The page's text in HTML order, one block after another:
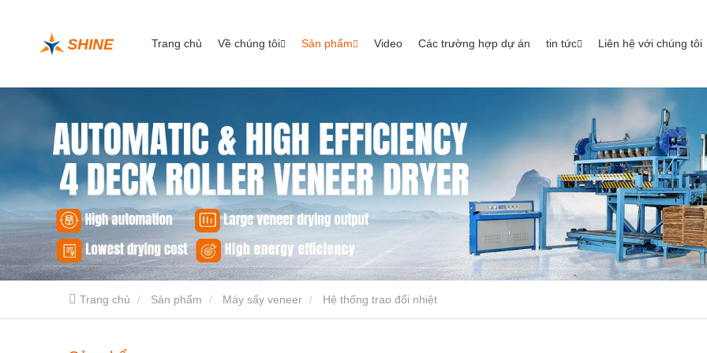
Trang chủ Về chúng tôi Sản phẩm Video Các trường hợp dự án tin tức Liên hệ với chúng tôi
Trang chủ Sản phẩm Máy sấy veneer Hệ thống trao đổi nhiệt